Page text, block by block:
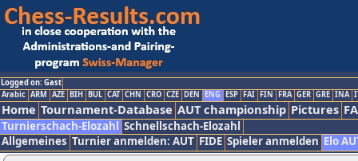
Logged on: Gast
Arabic ARM AZE BIH BUL CAT CHN CRO CZE DEN ENG ESP FAI FIN FRA GER GRE INA
Home Tournament-Database AUT championship Pictures
Turnierschach-Elozahl Schnellschach-Elozahl
Allgemeines Turnier anmelden: AUT FIDE Spieler anmelden Elo